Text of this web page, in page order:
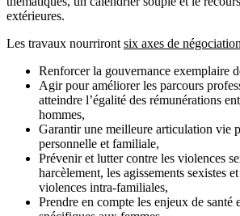
extérieures.
Les travaux nourriront six axes de négociation
Renforcer la gouvernance exemplaire
Agir pour améliorer les parcours
atteindre l’égalité des rémunérations
hommes,
Garantir une meilleure articulation vie
personnelle et familiale,
Prévenir et lutter contre les violences
harcèlement, les agissements sexistes
violences intra-familiales,
Prendre en compte les enjeux de santé